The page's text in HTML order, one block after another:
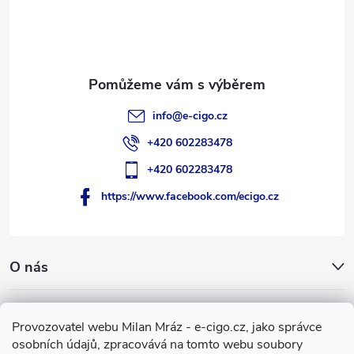
Provozovatel webu Milan Mráz - e-cigo.cz, jako správce
osobních údajů, zpracovává na tomto webu soubory
O nás
info@e-cigo.cz
+420 602283478
+420 602283478
https://www.facebook.com/ecigo.cz